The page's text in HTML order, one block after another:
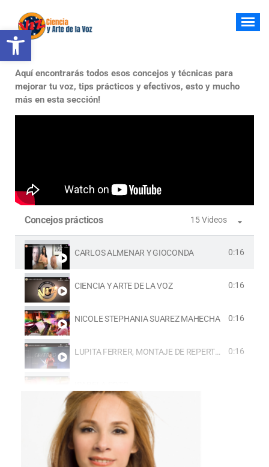
Abrir barra de herramientas
Hablar y Cantar desde el Corazón
Aquí encontrarás todos esos concejos y técnicas para
mejorar tu voz, tips prácticos y efectivos, esto y mucho
más en esta sección!
Concejos prácticos 15 Videos
CARLOS ALMENAR Y GIOCONDA 0:16
CIENCIA Y ARTE DE LA VOZ 0:16
NICOLE STEPHANIA SUAREZ MAHECHA 0:16
LUPITA FERRER, MONTAJE DE REPERTORIO 0:16
PATRICIA VALLADARES ENTREVISTA
RIAMONAE CARLOS ALMENAR GIOCONDA